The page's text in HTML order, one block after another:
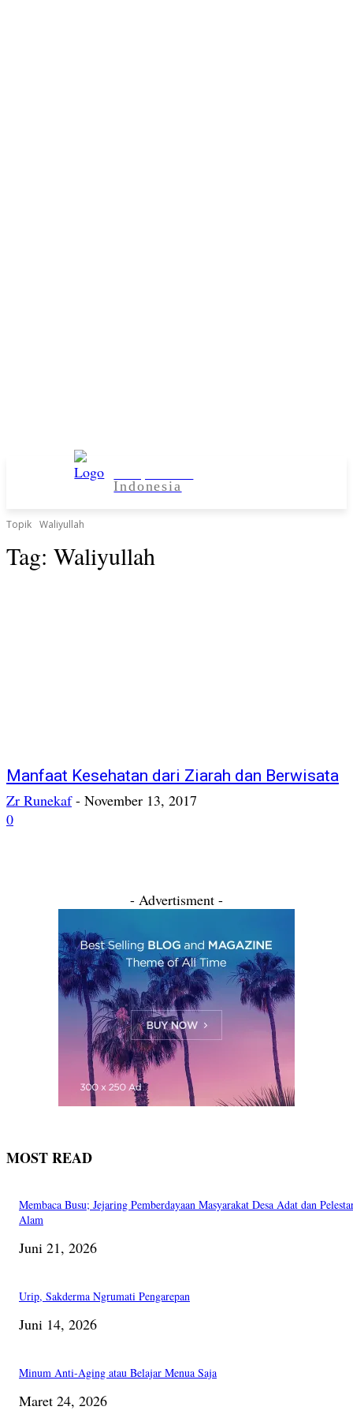
Indonesia
Topik Waliyullah
Tag: Waliyullah
Manfaat Kesehatan dari Ziarah dan Berwisata
Zr Runekaf - November 13, 2017
0
- Advertisment -
MOST READ
Membaca Busu; Jejaring Pemberdayaan Masyarakat Desa Adat dan
Alam
Juni 21, 2026
Urip, Sakderma Ngrumati Pengarepan
Juni 14, 2026
Minum Anti-Aging atau Belajar Menua Saja
Maret 24, 2026